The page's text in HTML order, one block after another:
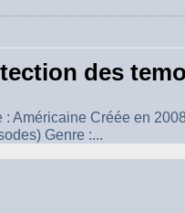
des
Américaine Créée en
Genre :...